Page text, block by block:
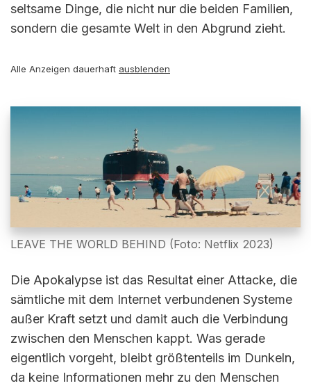
seltsame Dinge, die nicht nur die beiden Familien,
sondern die gesamte Welt in den Abgrund zieht.
Alle Anzeigen dauerhaft ausblenden
LEAVE THE WORLD BEHIND (Foto: Netflix 2023)
Die Apokalypse ist das Resultat einer Attacke, die
sämtliche mit dem Internet verbundenen Systeme
außer Kraft setzt und damit auch die Verbindung
zwischen den Menschen kappt. Was gerade
eigentlich vorgeht, bleibt größtenteils im Dunkeln,
da keine Informationen mehr zu den Menschen